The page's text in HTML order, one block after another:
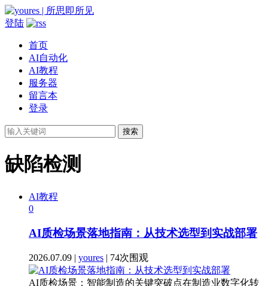
登陆
首页
AI自动化
AI教程
服务器
留言本
登录
搜索
缺陷检测
AI教程
0
AI质检场景落地指南：从技术选型到实战部署
2026.07.09 | youres | 74次围观
AI质检场景：智能制造的关键突破点在制造业数字化转